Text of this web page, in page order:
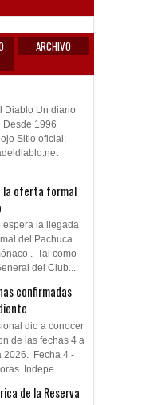
ARCHIVO
Diablo Un diario
Desde 1996
Sitio oficial:
la oferta formal
espera la llegada
del Pachuca
. Tal como
del Club...
confirmadas
dio a conocer
de las fechas 4 a
2026. Fecha 4 -
Indepe...
de la Reserva